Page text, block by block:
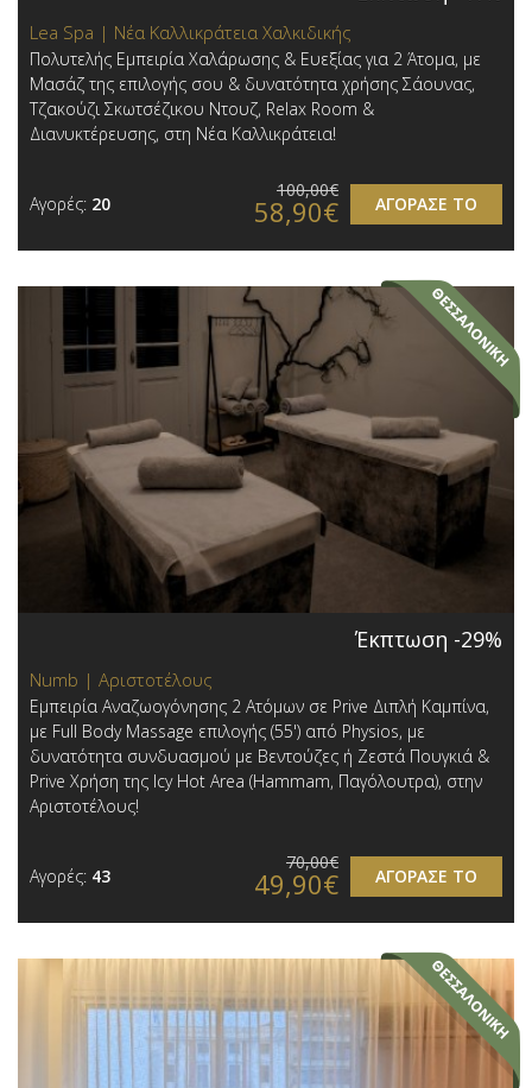
Lea Spa | Νέα Καλλικράτεια Χαλκιδικής
Πολυτελής Εμπειρία Χαλάρωσης & Ευεξίας για 2 Άτομα, με
Μασάζ της επιλογής σου & δυνατότητα χρήσης Σάουνας,
Τζακούζι Σκωτσέζικου Ντουζ, Relax Room &
Διανυκτέρευσης, στη Νέα Καλλικράτεια!
Αγορές: 20 ΑΓΟΡΑΣΕ ΤΟ
100,00€
58,90€
Έκπτωση -29%
Numb | Αριστοτέλους
Εμπειρία Αναζωογόνησης 2 Ατόμων σε Prive Διπλή Καμπίνα,
με Full Body Massage επιλογής (55') από Physios, με
δυνατότητα συνδυασμού με Βεντούζες ή Ζεστά Πουγκιά &
Prive Χρήση της Icy Hot Area (Hammam, Παγόλουτρα), στην
Αριστοτέλους!
Αγορές: 43 ΑΓΟΡΑΣΕ ΤΟ
70,00€
49,90€